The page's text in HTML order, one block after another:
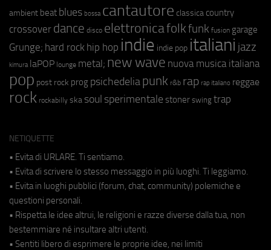
ambient beat blues bossa cantautore classica country
crossover dance disco elettronicafolkfunk fusion garage
Grunge; hard rock hip hop indie indie pop italiani jazz
kimura laPOP lounge metal; new wave nuova musica italiana
pop post rock prog psichedeliapunk r&b rap rap italiano reggae
rock rockabilly ska soul sperimentale stoner swing trap
NETIQUETTE
• Evita di URLARE. Ti sentiamo.
• Evita di scrivere lo stesso messaggio in più luoghi. Ti leggiamo.
• Evita in luoghi pubblici (forum, chat, community) polemiche e
questioni personali.
• Rispetta le idee altrui, le religioni e razze diverse dalla tua, non
bestemmiare né insultare altri utenti.
• Sentiti libero di esprimere le proprie idee, nei limiti